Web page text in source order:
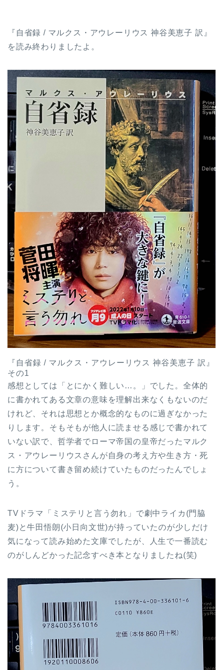
『自省録 / マルクス・アウレーリウス 神谷美恵子 訳』
を読み終わりましたよ。
『自省録 / マルクス・アウレーリウス 神谷美恵子 訳』
その1
感想としては「とにかく難しい…。」でした。全体的
に書かれてある文章の意味を理解出来なくもないのだ
けれど、それは思想とか概念的なものに過ぎなかった
りします。そもそもが他人に読ませる感じで書かれて
いない訳で、哲学者でローマ帝国の皇帝だったマルク
ス・アウレーリウスさんが自身の考え方や生き方・死
に方について書き留め続けていたものだったんでしょ
う。
TVドラマ「ミステリと言う勿れ」で劇中ライカ(門脇
麦)と牛田悟朗(小日向文世)が持っていたのが少しだけ
気になって読み始めた文庫でしたが、人生で一番読む
のがしんどかった記念すべき本となりましたね(笑)